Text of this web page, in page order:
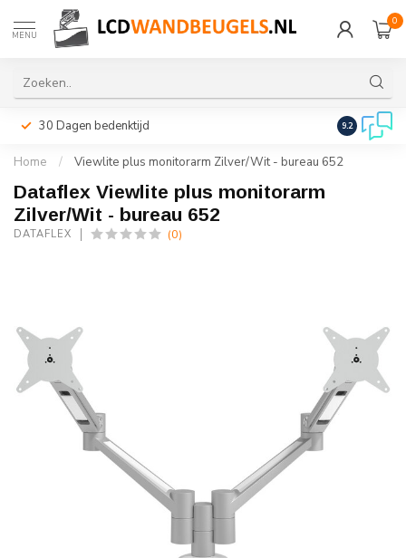
MENU
0
30 Dagen bedenktijd Snelle
9.2
Home / Viewlite plus monitorarm Zilver/Wit - bureau 652
Dataflex Viewlite plus monitorarm
Zilver/Wit - bureau 652
DATAFLEX (0)